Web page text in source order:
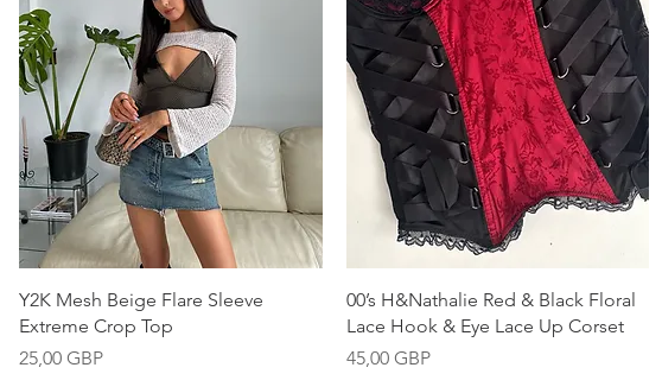
Vista rápida
Y2K Mesh Beige Flare Sleeve
Extreme Crop Top
Precio
25,00 GBP
Vista rápida
00’s H&Nathalie Red & Black Floral
Lace Hook & Eye Lace Up Corset
Precio
45,00 GBP